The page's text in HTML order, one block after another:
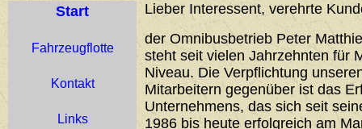
Start
Fahrzeugflotte
Kontakt
Links
Lieber Interessent, verehrte
der Omnibusbetrieb Peter
steht seit vielen Jahrzehnten für
Niveau. Die Verpflichtung
Mitarbeitern gegenüber ist das
Unternehmens, das sich seit
1986 bis heute erfolgreich am